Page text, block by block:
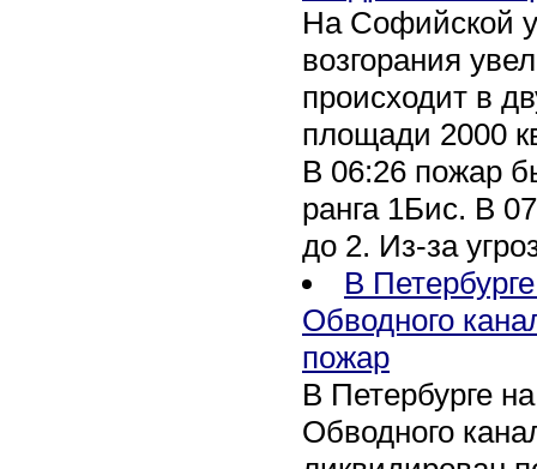
На Софийской
возгорания
происходит в
площади 2000
В 06:26 пожар
ранга 1Бис. В
до 2. Из-за
В
Обводного
пожар
В Петербурге
Обводного